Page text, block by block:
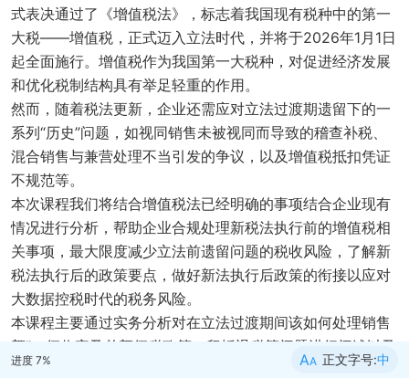
式表决通过了《增值税法》，标志着我国现有税种中的第一
大税——增值税，正式迈入立法时代，并将于2026年1月1日
起全面施行。增值税作为我国第一大税种，对促进经济发展
和优化税制结构具有举足轻重的作用。
然而，随着税法更新，企业还需应对立法过渡期遗留下的一
系列“历史”问题，如视同销售未被视同而导致的稽查补税、
混合销售与兼营处理不当引发的争议，以及增值税抵扣凭证
不规范等。
本次课程我们将结合增值税法已经明确的事项结合企业现有
情况进行分析，帮助企业合规处理新税法执行前的增值税相
关事项，最大限度减少立法前遗留问题的税收风险，了解新
税法执行后的政策要点，做好新法执行后政策的衔接以应对
大数据控税时代的税务风险。
本课程主要通过实务分析对在立法过渡期间该如何处理销售
额”、征收率及差额征税政策、留抵退税等问题进行阐述以及
如何进行合理的税务规划等。
进度 7% AA 正文字号:中